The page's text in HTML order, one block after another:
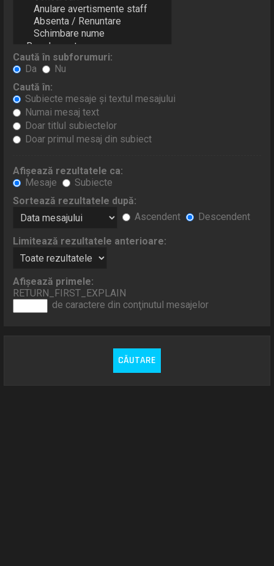
Caută în subforumuri:
Da
Nu
Caută în:
Subiecte mesaje şi textul mesajului
Numai mesaj text
Doar titlul subiectelor
Doar primul mesaj din subiect
Afişează rezultatele ca:
Mesaje
Subiecte
Sortează rezultatele după:
Ascendent
Descendent
Limitează rezultatele anterioare:
Afişează primele:
RETURN_FIRST_EXPLAIN
de caractere din conţinutul mesajelor